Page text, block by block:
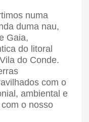
numa
duma nau,
Gaia,
do litoral
do Conde.
com o
ambiental e
o nosso